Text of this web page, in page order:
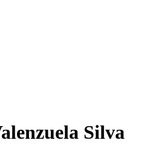
Silva